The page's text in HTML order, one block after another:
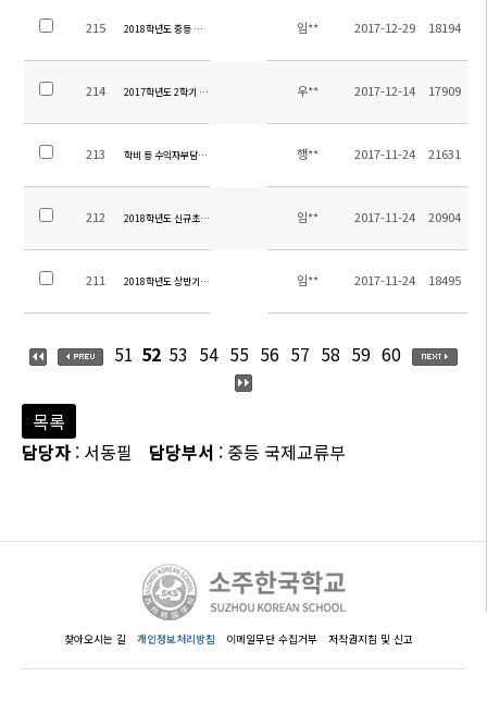
215 2018학년도 중등 교과서목록 임** 2017-12-29 18194
214 2017학년도 2학기 중등 현장체험학습 만족도 조사 실시 결과 및 경비 정산 내역
우** 2017-12-14 17909
213 학비 등 수익자부담경비 납부 관련 안내 행** 2017-11-24 21631
212 2018학년도 신규초빙교원 추가선발 공고 임** 2017-11-24 20904
211 2018학년도 상반기 교원채용 결과 임** 2017-11-24 18495
51 52 53 54 55 56 57 58 59 60
목록
담당자 : 서동필 담당부서 : 중등 국제교류부
찾아오시는 길 개인정보처리방침 이메일무단 수집거부 저작권지침 및 신고